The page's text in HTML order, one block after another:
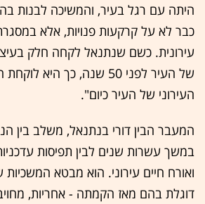
היתה עם רגל בעיר, והמשיכה לבנות
כבר לא על קרקעות פנויות, אלא
עירונית. כשם שנתנאל לקחה חלק
של העיר לפני 50 שנה, כך
העירוני של העיר כיום".
המעבר הבין דורי בנתנאל, משלב בין
במשך עשרות שנים לבין תפיסות
ואורח חיים עירוני. הוא מבטא
דוגלת בהם מאז הקמתה - אחריות,